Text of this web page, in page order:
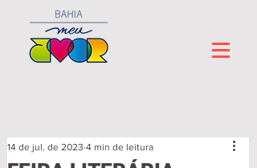
14 de jul. de 2023 4 min de leitura